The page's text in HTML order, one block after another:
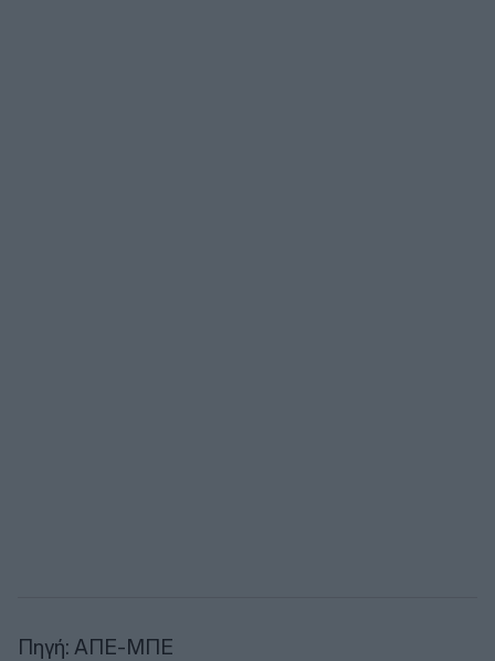
Πηγή: ΑΠΕ-ΜΠΕ